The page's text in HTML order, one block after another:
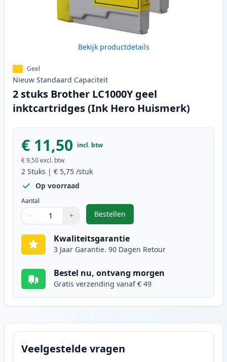
Bekijk productdetails
Geel
Nieuw Standaard Capaciteit
2 stuks Brother LC1000Y geel
inktcartridges (Ink Hero Huismerk)
€ 11,50 incl. btw
€ 9,50excl. btw
2 Stuks | € 5,75 /stuk
Op voorraad
Aantal
Gebruik de knoppen om aan te passen
− +
1
Bestellen
,2 stuks Brother LC1000Y geel
Kwaliteitsgarantie
3 Jaar Garantie. 90 Dagen Retour
Bestel nu, ontvang morgen
Gratis verzending vanaf € 49
Veelgestelde vragen